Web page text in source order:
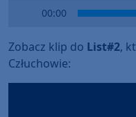
00:00
Zobacz klip do List#2,
Człuchowie: